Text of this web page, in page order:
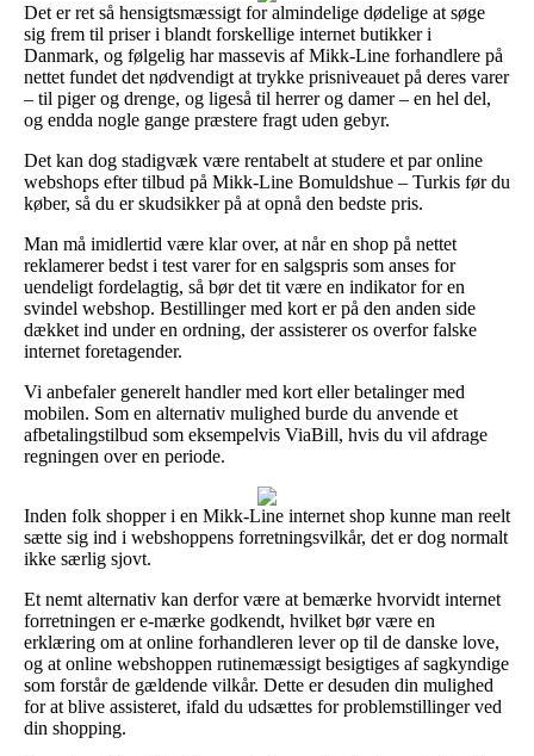
Det er ret så hensigtsmæssigt for almindelige dødelige at søge
sig frem til priser i blandt forskellige internet butikker i
Danmark, og følgelig har massevis af Mikk-Line forhandlere på
nettet fundet det nødvendigt at trykke prisniveauet på deres varer
– til piger og drenge, og ligeså til herrer og damer – en hel del,
og endda nogle gange præstere fragt uden gebyr.
Det kan dog stadigvæk være rentabelt at studere et par online
webshops efter tilbud på Mikk-Line Bomuldshue – Turkis før du
køber, så du er skudsikker på at opnå den bedste pris.
Man må imidlertid være klar over, at når en shop på nettet
reklamerer bedst i test varer for en salgspris som anses for
uendeligt fordelagtig, så bør det tit være en indikator for en
svindel webshop. Bestillinger med kort er på den anden side
dækket ind under en ordning, der assisterer os overfor falske
internet foretagender.
Vi anbefaler generelt handler med kort eller betalinger med
mobilen. Som en alternativ mulighed burde du anvende et
afbetalingstilbud som eksempelvis ViaBill, hvis du vil afdrage
regningen over en periode.
Inden folk shopper i en Mikk-Line internet shop kunne man reelt
sætte sig ind i webshoppens forretningsvilkår, det er dog normalt
ikke særlig sjovt.
Et nemt alternativ kan derfor være at bemærke hvorvidt internet
forretningen er e-mærke godkendt, hvilket bør være en
erklæring om at online forhandleren lever op til de danske love,
og at online webshoppen rutinemæssigt besigtiges af sagkyndige
som forstår de gældende vilkår. Dette er desuden din mulighed
for at blive assisteret, ifald du udsættes for problemstillinger ved
din shopping.